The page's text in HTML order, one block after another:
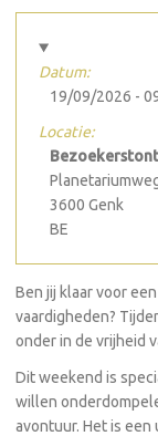
Datum:
19/09/2026 -
Locatie:
3600 Genk
BE
Ben jij klaar voor
vaardigheden?
onder in de vrijheid
Dit weekend is
willen
avontuur. Het is